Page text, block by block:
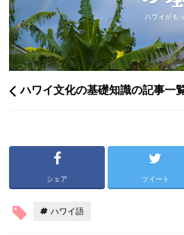
ハワイ文化の基礎知識の記事一
シェア ツイート
ハワイ語